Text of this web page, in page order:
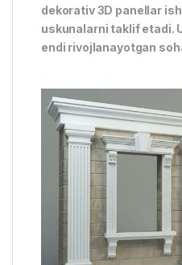
dekorativ 3D panellar
uskunalarni taklif etadi.
endi rivojlanayotgan